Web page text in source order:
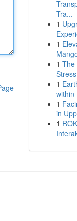
Tra...
1
1
1 The
1
within
1
in
1